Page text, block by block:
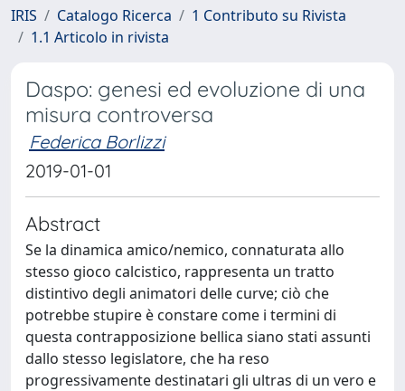
IRIS Catalogo Ricerca
1 Contributo su Rivista
1.1 Articolo in rivista
Daspo: genesi ed evoluzione di una
misura controversa
Federica Borlizzi
2019-01-01
Abstract
Se la dinamica amico/nemico, connaturata allo
stesso gioco calcistico, rappresenta un tratto
distintivo degli animatori delle curve; ciò che
potrebbe stupire è constare come i termini di
questa contrapposizione bellica siano stati assunti
dallo stesso legislatore, che ha reso
progressivamente destinatari gli ultras di un vero e